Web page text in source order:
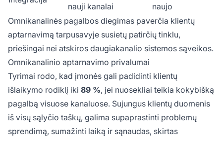
nauji kanalai
naujo
Omnikanalinės pagalbos diegimas paverčia klientų
aptarnavimą tarpusavyje susietų patirčių tinklu,
priešingai nei atskiros daugiakanalio sistemos sąveikos.
Omnikanalinio aptarnavimo privalumai
Tyrimai rodo, kad įmonės gali padidinti klientų
išlaikymo rodiklį iki 89 %, jei nuosekliai teikia kokybišką
pagalbą visuose kanaluose. Sujungus klientų duomenis
iš visų sąlyčio taškų, galima supaprastinti problemų
sprendimą, sumažinti laiką ir sąnaudas, skirtas